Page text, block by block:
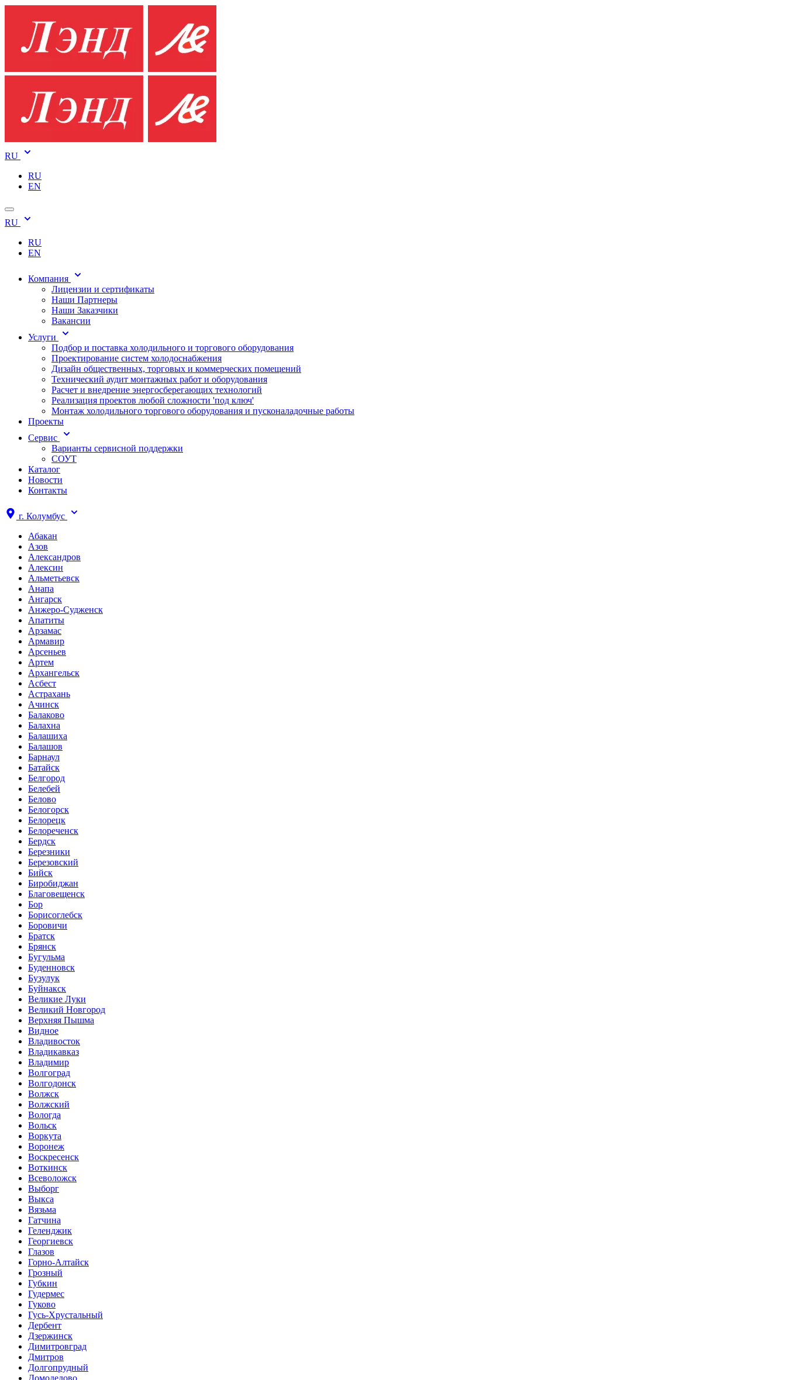
RU
RU
EN
RU
RU
EN
Компания
Лицензии и сертификаты
Наши Партнеры
Наши Заказчики
Вакансии
Услуги
Подбор и поставка холодильного и торгового оборудования
Проектирование систем холодоснабжения
Дизайн общественных, торговых и коммерческих помещений
Технический аудит монтажных работ и оборудования
Расчет и внедрение энергосберегающих технологий
Реализация проектов любой сложности 'под ключ'
Монтаж холодильного торгового оборудования и пусконаладочные работы
Проекты
Сервис
Варианты сервисной поддержки
СОУТ
Каталог
Новости
Контакты
г. Колумбус
Абакан
Азов
Александров
Алексин
Альметьевск
Анапа
Ангарск
Анжеро-Судженск
Апатиты
Арзамас
Армавир
Арсеньев
Артем
Архангельск
Асбест
Астрахань
Ачинск
Балаково
Балахна
Балашиха
Балашов
Барнаул
Батайск
Белгород
Белебей
Белово
Белогорск
Белорецк
Белореченск
Бердск
Березники
Березовский
Бийск
Биробиджан
Благовещенск
Бор
Борисоглебск
Боровичи
Братск
Брянск
Бугульма
Буденновск
Бузулук
Буйнакск
Великие Луки
Великий Новгород
Верхняя Пышма
Видное
Владивосток
Владикавказ
Владимир
Волгоград
Волгодонск
Волжск
Волжский
Вологда
Вольск
Воркута
Воронеж
Воскресенск
Воткинск
Всеволожск
Выборг
Выкса
Вязьма
Гатчина
Геленджик
Георгиевск
Глазов
Горно-Алтайск
Грозный
Губкин
Гудермес
Гуково
Гусь-Хрустальный
Дербент
Дзержинск
Димитровград
Дмитров
Долгопрудный
Домодедово